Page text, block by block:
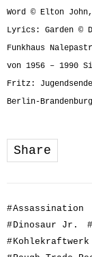
Word © Elton
Lyrics: Garden ©
Funkhaus
von 1956 – 1990
Fritz:
Berlin-
Share
#Assassination
#Dinosaur Jr. #
#Kohlekraftwerk